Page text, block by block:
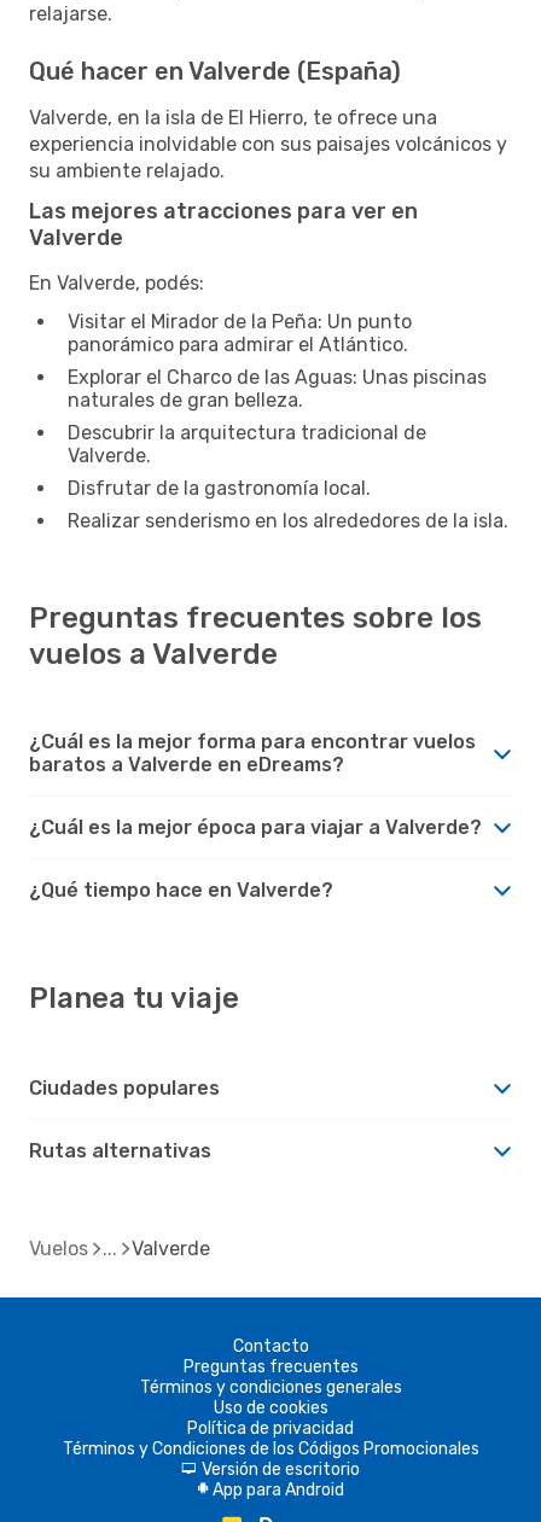
relajarse.
Qué hacer en Valverde (España)
Valverde, en la isla de El Hierro, te ofrece una
experiencia inolvidable con sus paisajes volcánicos y
su ambiente relajado.
Las mejores atracciones para ver en
Valverde
En Valverde, podés:
Visitar el Mirador de la Peña: Un punto
panorámico para admirar el Atlántico.
Explorar el Charco de las Aguas: Unas piscinas
naturales de gran belleza.
Descubrir la arquitectura tradicional de
Valverde.
Disfrutar de la gastronomía local.
Realizar senderismo en los alrededores de la isla.
Preguntas frecuentes sobre los
vuelos a Valverde
¿Cuál es la mejor forma para encontrar vuelos
baratos a Valverde en eDreams?
¿Cuál es la mejor época para viajar a Valverde?
¿Qué tiempo hace en Valverde?
Planea tu viaje
Ciudades populares
Rutas alternativas
Vuelos Valverde
Contacto
Preguntas frecuentes
Términos y condiciones generales
Uso de cookies
Política de privacidad
Términos y Condiciones de los Códigos Promocionales
d Versión de escritorio
A App para Android